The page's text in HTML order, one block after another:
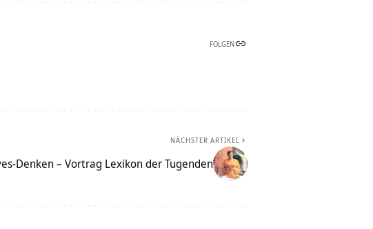
FOLGEN
NÄCHSTER ARTIKEL
Denken – Vortrag Lexikon der Tugenden